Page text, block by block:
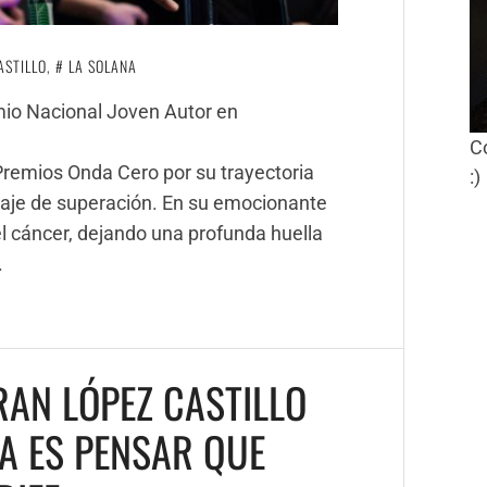
,
LA SOLANA
Nacional Joven Autor en
Onda Cero por su trayectoria
de superación. En su emocionante
dejando una profunda huella
LÓPEZ CASTILLO
ES PENSAR QUE
:)